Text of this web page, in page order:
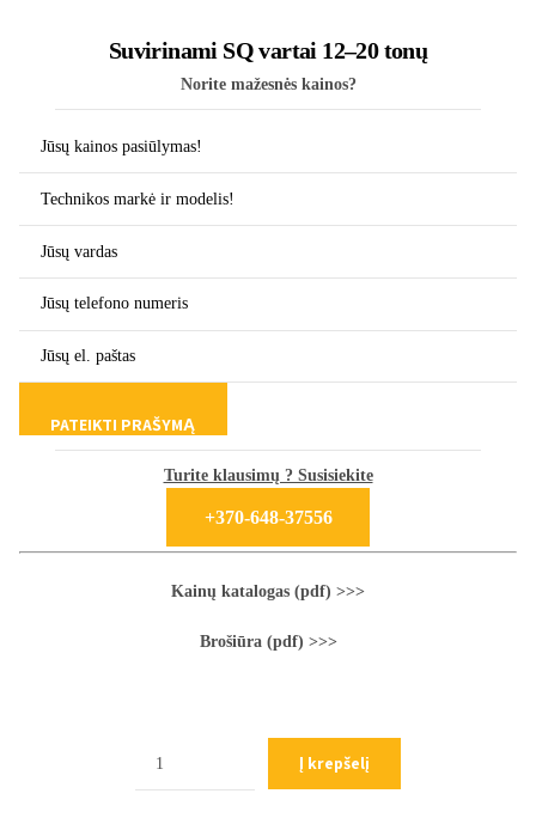
Suvirinami SQ vartai 12–20 tonų
Norite mažesnės kainos?
Turite klausimų ? Susisiekite
+370-648-37556
Kainų katalogas (pdf) >>>
Brošiūra (pdf) >>>
Į krepšelį